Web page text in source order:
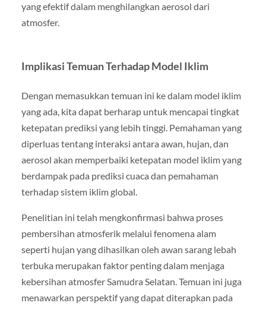
yang efektif dalam menghilangkan aerosol dari
atmosfer.
Implikasi Temuan Terhadap Model Iklim
Dengan memasukkan temuan ini ke dalam model iklim
yang ada, kita dapat berharap untuk mencapai tingkat
ketepatan prediksi yang lebih tinggi. Pemahaman yang
diperluas tentang interaksi antara awan, hujan, dan
aerosol akan memperbaiki ketepatan model iklim yang
berdampak pada prediksi cuaca dan pemahaman
terhadap sistem iklim global.
Penelitian ini telah mengkonfirmasi bahwa proses
pembersihan atmosferik melalui fenomena alam
seperti hujan yang dihasilkan oleh awan sarang lebah
terbuka merupakan faktor penting dalam menjaga
kebersihan atmosfer Samudra Selatan. Temuan ini juga
menawarkan perspektif yang dapat diterapkan pada